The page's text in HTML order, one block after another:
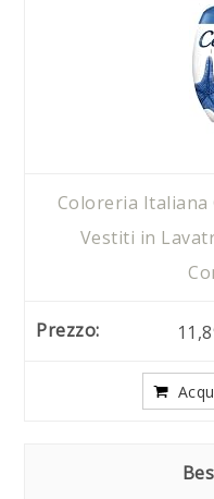
Coloreria Italiana
Vestiti in